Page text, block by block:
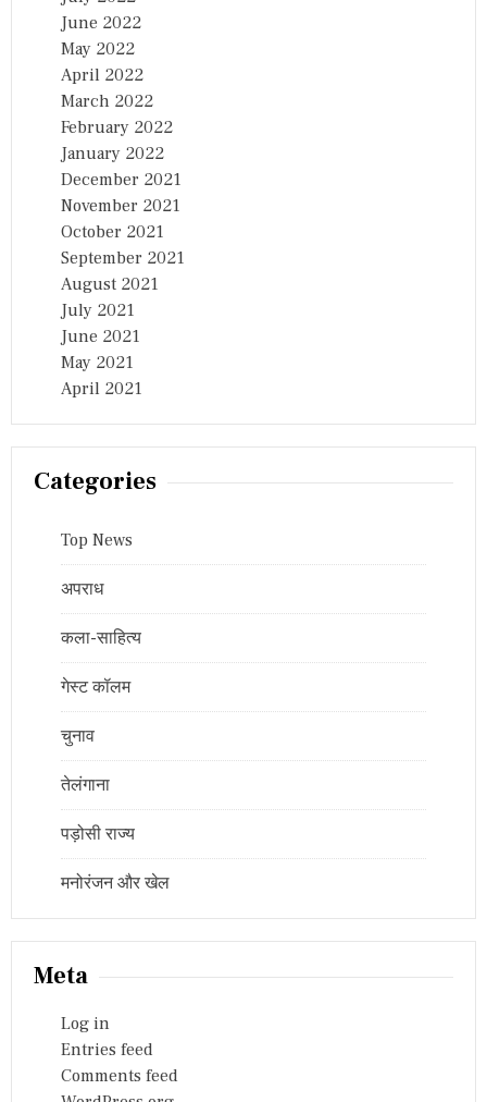
June 2022
May 2022
April 2022
March 2022
February 2022
January 2022
December 2021
November 2021
October 2021
September 2021
August 2021
July 2021
June 2021
May 2021
April 2021
Categories
Top News
अपराध
कला-साहित्य
गेस्ट कॉलम
चुनाव
तेलंगाना
पड़ोसी राज्य
मनोरंजन और खेल
Meta
Log in
Entries feed
Comments feed